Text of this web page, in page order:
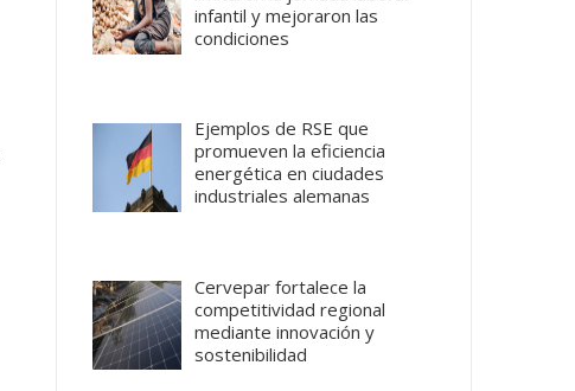
infantil y mejoraron las
condiciones
Ejemplos de RSE que
promueven la eficiencia
energética en ciudades
industriales alemanas
Cervepar fortalece la
competitividad regional
mediante innovación y
sostenibilidad